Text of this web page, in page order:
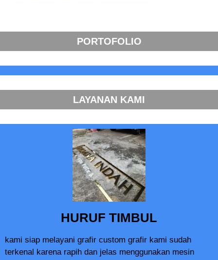
PORTOFOLIO
LAYANAN KAMI
HURUF TIMBUL
kami siap melayani grafir custom grafir kami sudah
terkenal karena rapih dan jelas menggunakan mesin